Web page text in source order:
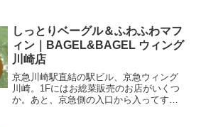
と脳みそが主張してくる日．．．コレっ
て私だけではない筈（笑）...
しっとりベーグル＆ふわふわマフ
ィン｜BAGEL&BAGEL ウィング
川崎店
京急川崎駅直結の駅ビル、京急ウィング
川崎。1Fにはお総菜販売のお店がいくつ
か。あと、京急側の入口から入ってすぐ